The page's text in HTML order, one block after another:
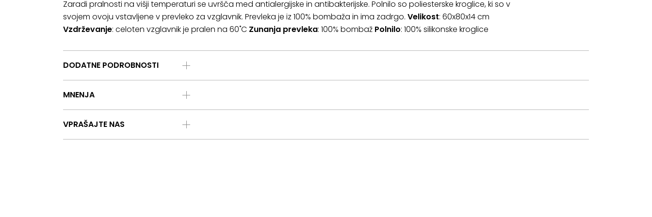
Zaradi pralnosti na višji temperaturi se uvršča med antialergijske in antibakterijske. Polnilo so poliesterske kroglice, ki so v
svojem ovoju vstavljene v prevleko za vzglavnik. Prevleka je iz 100% bombaža in ima zadrgo. Velikost: 60x80x14 cm
Vzdrževanje: celoten vzglavnik je pralen na 60˚C Zunanja prevleka: 100% bombaž Polnilo: 100% silikonske kroglice
DODATNE PODROBNOSTI
MNENJA
VPRAŠAJTE NAS